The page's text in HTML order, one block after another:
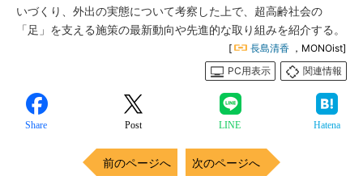
いづくり、外出の実態について考察した上で、超高齢社会の
「足」を支える施策の最新動向や先進的な取り組みを紹介する。
[ 長島清香 ，MONOist]
PC用表示
関連情報
Share Post LINE Hatena
前のページへ 次のページへ